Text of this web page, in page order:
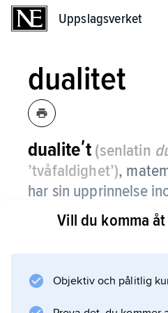
Uppslagsverket
dualitet
dualiteʹt (senlatin
’tvåfaldighet’),
har sin upprinnelse
geometri, där det
mellan objekten
skärningspunkten
förbindningslinjen
Vill du komma
Objektiv och pålitlig